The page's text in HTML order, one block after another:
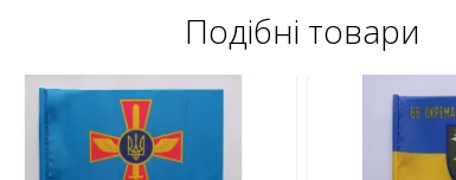
Подібні товари